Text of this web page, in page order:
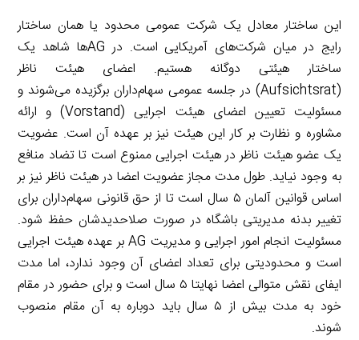
این ساختار معادل یک شرکت عمومی محدود یا همان ساختار
رایج در میان شرکت‌های آمریکایی است. در AGها شاهد یک
ساختار هیئتی دوگانه هستیم. اعضای هیئت ناظر
(Aufsichtsrat) در جلسه عمومی سهام‌داران برگزیده می‌شوند و
مسئولیت تعیین اعضای هیئت اجرایی (Vorstand) و ارائه
مشاوره و نظارت بر کار این هیئت نیز بر عهده آن است. عضویت
یک عضو هیئت ناظر در هیئت اجرایی ممنوع است تا تضاد منافع
به وجود نیاید. طول مدت مجاز عضویت اعضا در هیئت ناظر نیز بر
اساس قوانین آلمان ۵ سال است تا از حق قانونی سهام‌داران برای
تغییر بدنه مدیریتی باشگاه در صورت صلاحدیدشان حفظ شود.
مسئولیت انجام امور اجرایی و مدیریت AG بر عهده هیئت اجرایی
است و محدودیتی برای تعداد اعضای آن وجود ندارد، اما مدت
ایفای نقش متوالی اعضا نهایتا ۵ سال است و برای حضور در مقام
خود به مدت بیش از ۵ سال باید دوباره به آن مقام منصوب
شوند.